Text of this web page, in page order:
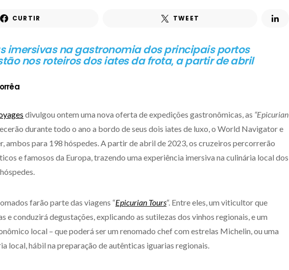
CURTIR TWEET
imersivas na gastronomia dos principais portos
nos roteiros dos iates da frota,a partir de abril
divulgou ontem uma nova oferta de expedições gastronômicas, as “Epicurian
durante todo o ano a bordo de seus dois iates de luxo, o World Navigator e
ambos para 198 hóspedes. A partir de abril de 2023, os cruzeiros percorrerão
e famosos da Europa, trazendo uma experiência imersiva na culinária local dos
farão parte das viagens “Epicurian Tours“. Entre eles, um viticultor que
e conduzirá degustações, explicando as sutilezas dos vinhos regionais, e um
local – que poderá ser um renomado chef com estrelas Michelin, ou uma
local, hábil na preparação de autênticas iguarias regionais.